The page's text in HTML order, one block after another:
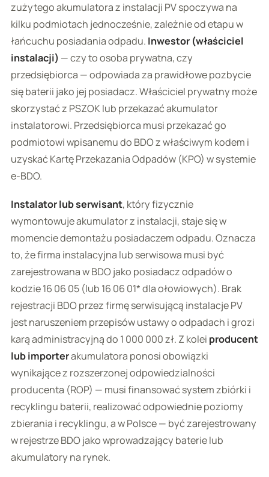
zużytego akumulatora z instalacji PV spoczywa na
kilku podmiotach jednocześnie, zależnie od etapu w
łańcuchu posiadania odpadu. Inwestor (właściciel
instalacji) — czy to osoba prywatna, czy
przedsiębiorca — odpowiada za prawidłowe pozbycie
się baterii jako jej posiadacz. Właściciel prywatny może
skorzystać z PSZOK lub przekazać akumulator
instalatorowi. Przedsiębiorca musi przekazać go
podmiotowi wpisanemu do BDO z właściwym kodem i
uzyskać Kartę Przekazania Odpadów (KPO) w systemie
e-BDO.
Instalator lub serwisant, który fizycznie
wymontowuje akumulator z instalacji, staje się w
momencie demontażu posiadaczem odpadu. Oznacza
to, że firma instalacyjna lub serwisowa musi być
zarejestrowana w BDO jako posiadacz odpadów o
kodzie 16 06 05 (lub 16 06 01* dla ołowiowych). Brak
rejestracji BDO przez firmę serwisującą instalacje PV
jest naruszeniem przepisów ustawy o odpadach i grozi
karą administracyjną do 1 000 000 zł. Z kolei producent
lub importerakumulatora ponosi obowiązki
wynikające z rozszerzonej odpowiedzialności
producenta (ROP) — musi finansować system zbiórki i
recyklingu baterii, realizować odpowiednie poziomy
zbierania i recyklingu, a w Polsce — być zarejestrowany
w rejestrze BDO jako wprowadzający baterie lub
akumulatory na rynek.